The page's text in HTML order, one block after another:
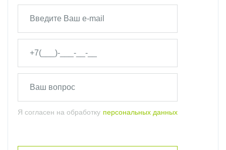
Я согласен на обработку персональных данных